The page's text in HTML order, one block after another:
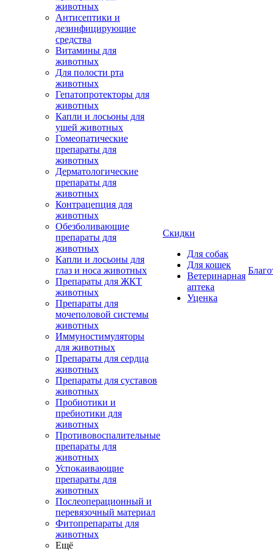
животных
Антисептики и
дезинфицирующие
средства
Витамины для
животных
Для полости рта
животных
Гепатопротекторы для
животных
Капли и лосьоны для
ушей животных
Гомеопатические
препараты для
животных
Дерматологические
препараты для
животных
Контрацепция для
животных
Обезболивающие
препараты для
животных
Капли и лосьоны для
глаз и носа животных
Препараты для ЖКТ
животных
Препараты для
мочеполовой системы
животных
Иммуностимуляторы
для животных
Препараты для сердца
животных
Препараты для суставов
животных
Пробиотики и
пребиотики для
животных
Противовоспалительные
препараты для
животных
Успокаивающие
препараты для
животных
Послеоперационный и
перевязочный материал
Фитопрепараты для
животных
Ещё
Скидки
Для собак
Для кошек
Ветеринарная
аптека
Уценка